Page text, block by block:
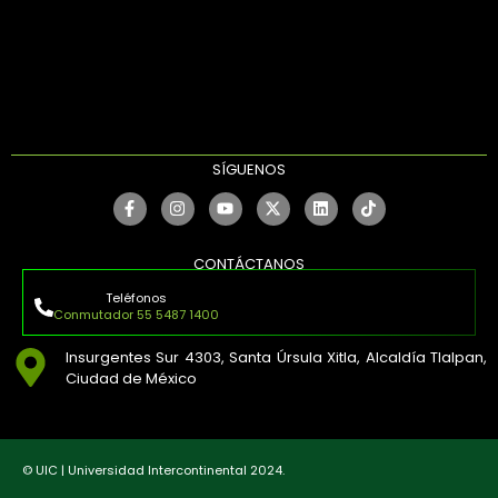
SÍGUENOS
CONTÁCTANOS
Teléfonos
Conmutador 55 5487 1400
Insurgentes Sur 4303, Santa Úrsula Xitla, Alcaldía Tlalpan,
Ciudad de México
© UIC | Universidad Intercontinental 2024.